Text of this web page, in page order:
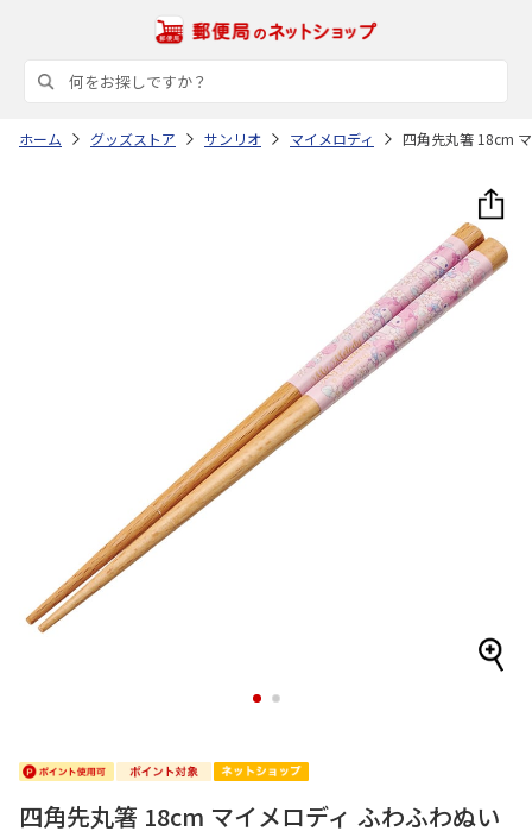
ホーム グッズストア サンリオ マイメロディ 四角先丸箸 18cm
1 2
四角先丸箸 18cm マイメロディ ふわふわぬい